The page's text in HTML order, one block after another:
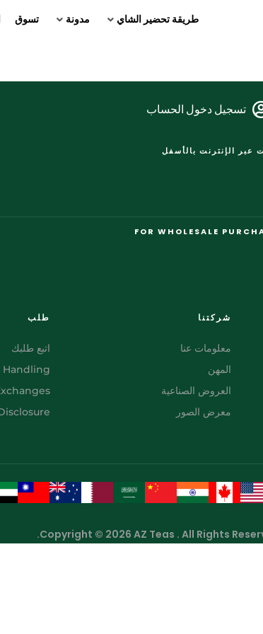
طريقة تحضير الشاي مدونة تسوق
تسجيل دخول الحساب
عبر الإنترنت بالأسفل
FOR WHOLESALE
شركتنا
معلومات عنا
المهن
العروض الصناعية
معرض الصور
طلب
اتبع طلبك
Copyright © 2026 AZ Teas . All Rights